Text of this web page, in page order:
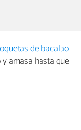
de bacalao
y amasa hasta que